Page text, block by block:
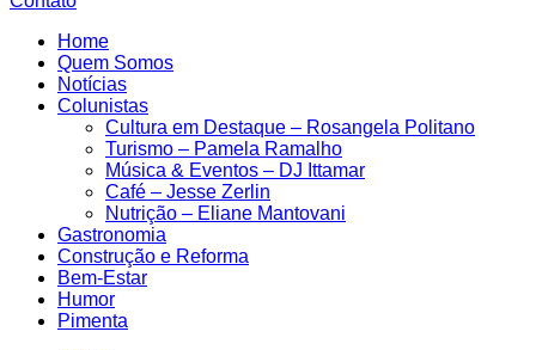
Home
Quem Somos
Notícias
Colunistas
Cultura em Destaque – Rosangela Politano
Turismo – Pamela Ramalho
Música & Eventos – DJ Ittamar
Café – Jesse Zerlin
Nutrição – Eliane Mantovani
Gastronomia
Construção e Reforma
Bem-Estar
Humor
Pimenta